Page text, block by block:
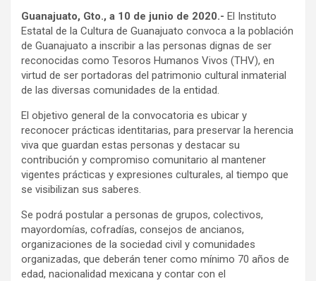
Guanajuato, Gto., a 10 de junio de 2020.- El Instituto
Estatal de la Cultura de Guanajuato convoca a la población
de Guanajuato a inscribir a las personas dignas de ser
reconocidas como Tesoros Humanos Vivos (THV), en
virtud de ser portadoras del patrimonio cultural inmaterial
de las diversas comunidades de la entidad.
El objetivo general de la convocatoria es ubicar y
reconocer prácticas identitarias, para preservar la herencia
viva que guardan estas personas y destacar su
contribución y compromiso comunitario al mantener
vigentes prácticas y expresiones culturales, al tiempo que
se visibilizan sus saberes.
Se podrá postular a personas de grupos, colectivos,
mayordomías, cofradías, consejos de ancianos,
organizaciones de la sociedad civil y comunidades
organizadas, que deberán tener como mínimo 70 años de
edad, nacionalidad mexicana y contar con el